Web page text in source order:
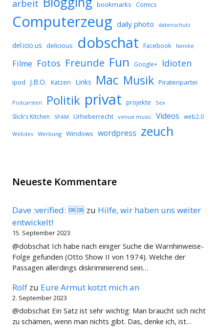
arbeit bookmarks Comics
Computerzeug daily photo datenschutz
del.icio.us delicious dobschat Facebook familie
Filme Fotos Freunde Fun Google+ Idioten
ipod J.B.O. Katzen Links Mac Musik Piratenpartei
Podcarsten Politik privat projekte Sex
Slick's Kitchen SPAM Urheberrecht venue music Videos web2.0
Webdev Werbung Windows wordpress zeuch
Neueste Kommentare
Dave :verified: 🆗🆒 zu Hilfe, wir haben uns weiter
entwickelt!
15. September 2023
@dobschat Ich habe nach einiger Suche die Warnhinweise-
Folge gefunden (Otto Show II von 1974). Welche der
Passagen allerdings diskriminierend sein…
Rolf zu Eure Armut kotzt mich an
2. September 2023
@dobschat Ein Satz ist sehr wichtig: Man braucht sich nicht
zu schämen, wenn man nichts gibt. Das, denke ich, ist…